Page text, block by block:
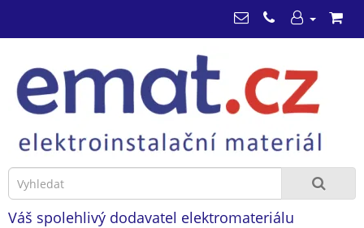
Váš spolehlivý dodavatel elektromateriálu